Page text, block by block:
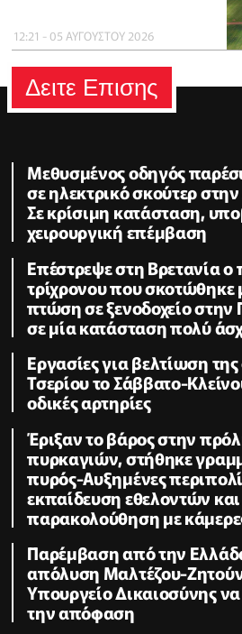
12:21 - 05 ΑΥΓΟΥΣΤΟΥ 2026
Δειτε Επισης
Μεθυσμένος οδηγός
σε ηλεκτρικό σκούτερ
Σε κρίσιμη κατάσταση,
χειρουργική επέμβαση
Eπέστρεψε στη Βρετανία ο
τρίχρονου που σκοτώθηκε
πτώση σε ξενοδοχείο
σε μία κατάσταση πολύ
Εργασίες για βελτίωση
Τσερίου το Σάββατο-
οδικές αρτηρίες
Έριξαν το βάρος στην
πυρκαγιών, στήθηκε
πυρός-Αυξημένες
εκπαίδευση εθελοντών
παρακολούθηση με
Παρέμβαση από την
απόλυση Μαλτέζου-
Υπουργείο Δικαιοσύνης
την απόφαση